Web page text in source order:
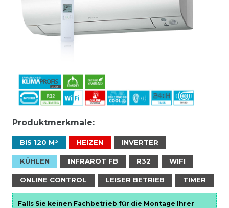
Produktmerkmale:
BIS 120 M³ HEIZEN INVERTER
KÜHLEN INFRAROT FB R32 WIFI
ONLINE CONTROL LEISER BETRIEB TIMER
Falls Sie keinen Fachbetrieb für die Montage Ihrer